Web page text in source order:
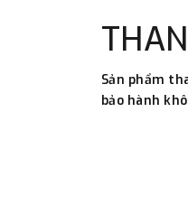
Sản phẩm
bảo hành